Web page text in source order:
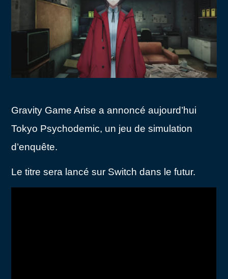
Gravity Game Arise a annoncé aujourd’hui
Tokyo Psychodemic, un jeu de simulation
d’enquête.
Le titre sera lancé sur Switch dans le futur.